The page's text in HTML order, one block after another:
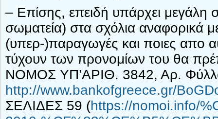
– Επίσης, επειδή υπάρχει
σωματεία) στα σχόλια αναφορικά
(υπερ-)παραγωγές και ποιες απο
τύχουν των προνομίων του θα
NOMOΣ ΥΠ’ΑΡΙΘ. 3842, Αρ.
http://www.bankofgreece.gr/
ΣΕΛΙΔΕΣ 59 (https://nomoi.info/